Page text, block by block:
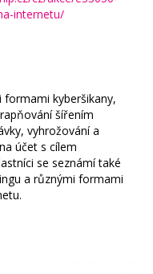
internetu/
formami kyberšikany,
šířením
vyhrožování a
účet s cílem
se seznámí také
a různými formami